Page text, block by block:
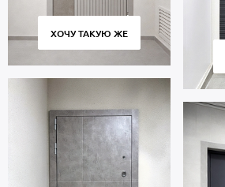
ХОЧУ ТАКУЮ ЖЕ